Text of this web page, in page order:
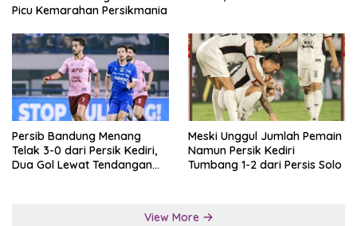
Picu Kemarahan Persikmania
Persib Bandung Menang
Telak 3-0 dari Persik Kediri,
Dua Gol Lewat Tendangan
Meski Unggul Jumlah Pemain
Namun Persik Kediri
Tumbang 1-2 dari Persis Solo
View More